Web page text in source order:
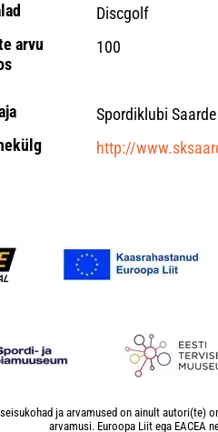
Discgolf
arvu
100
Spordiklubi Saarde
http://
ja arvamused on ainult autori(te)
arvamusi. Euroopa Liit ega EACEA